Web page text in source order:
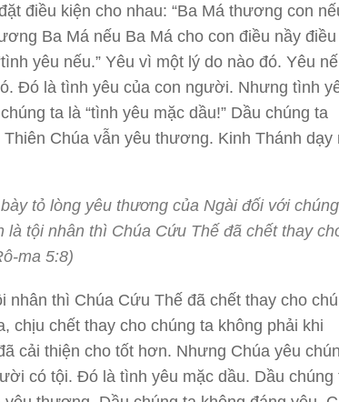
điều kiện cho nhau: “Ba Má thương con
Ba Má nếu Ba Má cho con điều nầy điều
yêu nếu.” Yêu vì một lý do nào đó. Yêu
Đó là tình yêu của con người. Nhưng tình
ta là “tình yêu mặc dầu!” Dầu chúng ta
Chúa vẫn yêu thương. Kinh Thánh dạy
tỏ lòng yêu thương của Ngài đối với
là tội nhân thì Chúa Cứu Thế đã chết thay
ma 5:8)
nhân thì Chúa Cứu Thế đã chết thay cho
chịu chết thay cho chúng ta không phải khi
cải thiện cho tốt hơn. Nhưng Chúa yêu
có tội. Đó là tình yêu mặc dầu. Dầu chúng